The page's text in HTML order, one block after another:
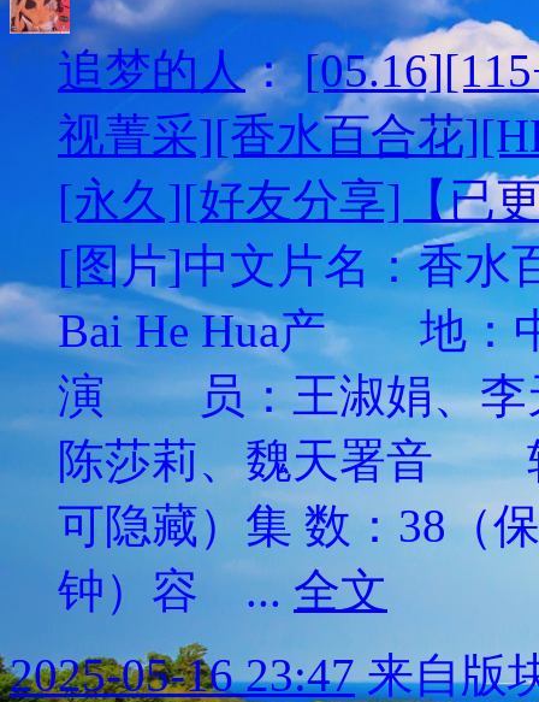
追梦的人：
视菁采][香水百合花
[永久][好友分享]【已
[图片]中文片名：香水
Bai He Hua产 地：
演 员：王淑娟、李
陈莎莉、魏天署音
可隐藏）集 数：38（
钟）容 ... 全文
2025-05-16 23:47来自版